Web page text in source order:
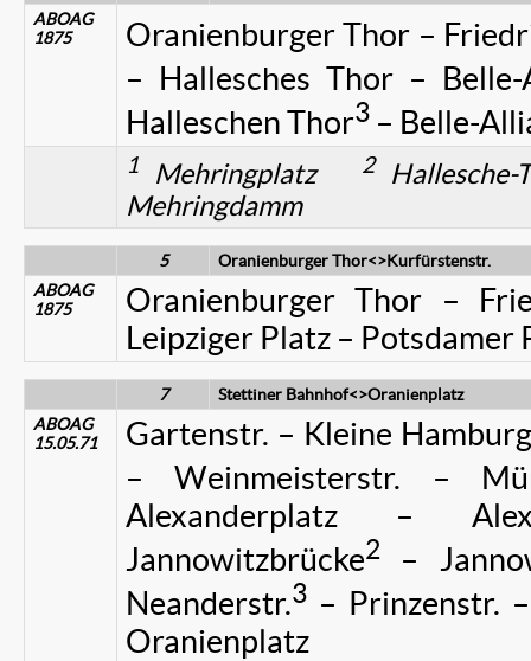
ABOAG
1875
Oranienburger Thor –
– Hallesches Thor – Belle-
Halleschen Thor3 – Belle-
1 Mehringplatz 2
Mehringdamm
5
Oranienburger Thor<>Kurfürstenstr.
ABOAG
1875
Oranienburger Thor –
Leipziger Platz – Potsdamer
7
Stettiner Bahnhof<>Oranienplatz
ABOAG
15.05.71
Gartenstr. – Kleine
– Weinmeisterstr. –
Alexanderplatz –
Jannowitzbrücke2 –
Neanderstr.3 – Prinzenstr.
Oranienplatz